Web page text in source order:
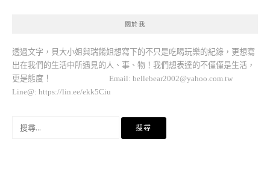
關於我
透過文字，貝大小姐與瑞餚姐想寫下的不只是吃喝玩樂的紀錄，更想寫
出在我們的生活中所遇見的人、事、物！我們想表達的不僅僅是生活，
更是態度！ Email: bellebear2002@yahoo.com.tw
Line@: https://lin.ee/ekk5Ciu